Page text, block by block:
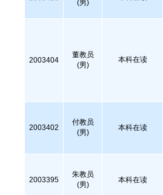
(男)
2003404
董教员
(男)
本科在读
2003402
付教员
(男)
本科在读
2003395
朱教员
(男)
本科在读